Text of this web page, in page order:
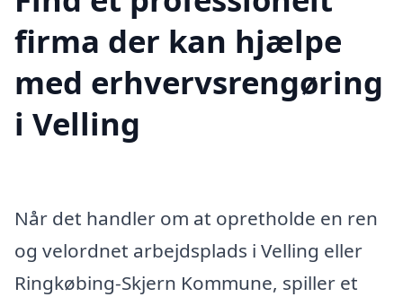
firma der kan hjælpe
med erhvervsrengøring
i Velling
Når det handler om at opretholde en ren
og velordnet arbejdsplads i Velling eller
Ringkøbing-Skjern Kommune, spiller et